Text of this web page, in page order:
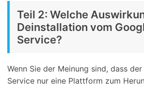
Teil 2: Welche
Deinstallation vom
Service?
Wenn Sie der Meinung sind, dass
Service nur eine Plattform zum